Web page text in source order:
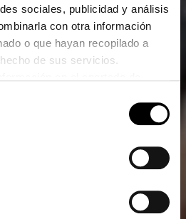
sociales, publicidad y análisis
con otra información
o que hayan recopilado a
de sus servicios.